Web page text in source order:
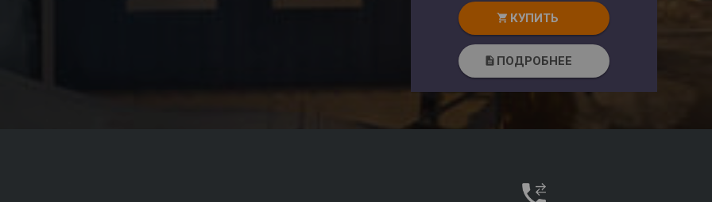
shopping_cart КУПИТЬ
description ПОДРОБНЕЕ